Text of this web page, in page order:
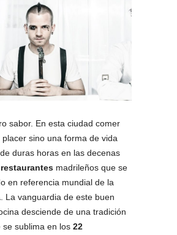
sabor. En esta ciudad comer
placer sino una forma de vida
duras horas en las decenas
restaurantes madrileños que se
en referencia mundial de la
. La vanguardia de este buen
desciende de una tradición
se sublima en los 22